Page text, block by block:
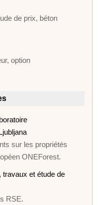
de prix, béton
option
sur les propriétés
ONEForest.
travaux et étude de
RSE.